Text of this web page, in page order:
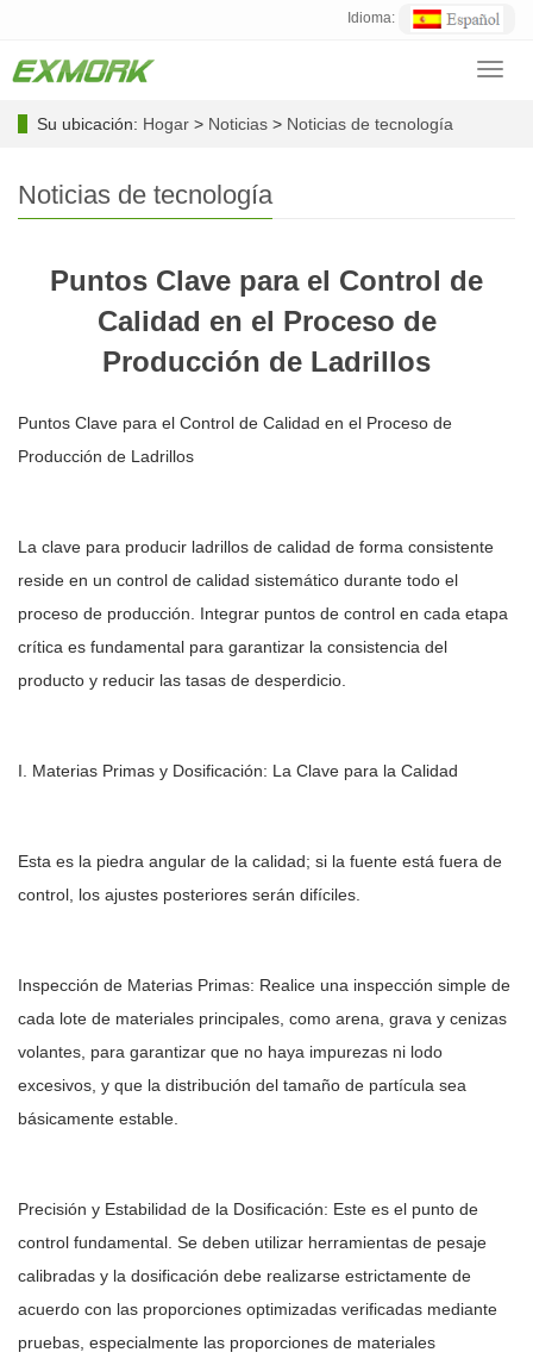
Idioma:
Su ubicación: Hogar > Noticias > Noticias de tecnología
Noticias de tecnología
Puntos Clave para el Control de
Calidad en el Proceso de
Producción de Ladrillos
Puntos Clave para el Control de Calidad en el Proceso de
Producción de Ladrillos
La clave para producir ladrillos de calidad de forma consistente
reside en un control de calidad sistemático durante todo el
proceso de producción. Integrar puntos de control en cada etapa
crítica es fundamental para garantizar la consistencia del
producto y reducir las tasas de desperdicio.
I. Materias Primas y Dosificación: La Clave para la Calidad
Esta es la piedra angular de la calidad; si la fuente está fuera de
control, los ajustes posteriores serán difíciles.
Inspección de Materias Primas: Realice una inspección simple de
cada lote de materiales principales, como arena, grava y cenizas
volantes, para garantizar que no haya impurezas ni lodo
excesivos, y que la distribución del tamaño de partícula sea
básicamente estable.
Precisión y Estabilidad de la Dosificación: Este es el punto de
control fundamental. Se deben utilizar herramientas de pesaje
calibradas y la dosificación debe realizarse estrictamente de
acuerdo con las proporciones optimizadas verificadas mediante
pruebas, especialmente las proporciones de materiales